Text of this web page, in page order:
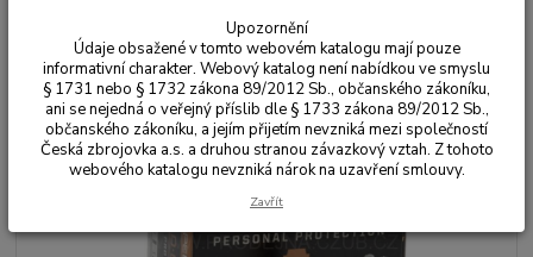
Upozornění
Údaje obsažené v tomto webovém katalogu mají pouze
informativní charakter. Webový katalog není nabídkou ve smyslu
§ 1731 nebo § 1732 zákona 89/2012 Sb., občanského zákoníku,
ani se nejedná o veřejný příslib dle § 1733 zákona 89/2012 Sb.,
občanského zákoníku, a jejím přijetím nevzniká mezi společností
Česká zbrojovka a.s. a druhou stranou závazkový vztah. Z tohoto
webového katalogu nevzniká nárok na uzavření smlouvy.
Zavřít